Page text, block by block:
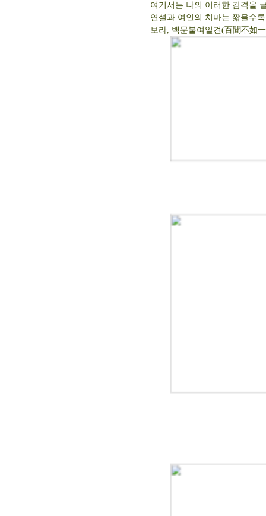
여기서는 나의 이러한 감격을
연설과 여인의 치마는 짧을수
보라, 백문불여일견(百聞不如